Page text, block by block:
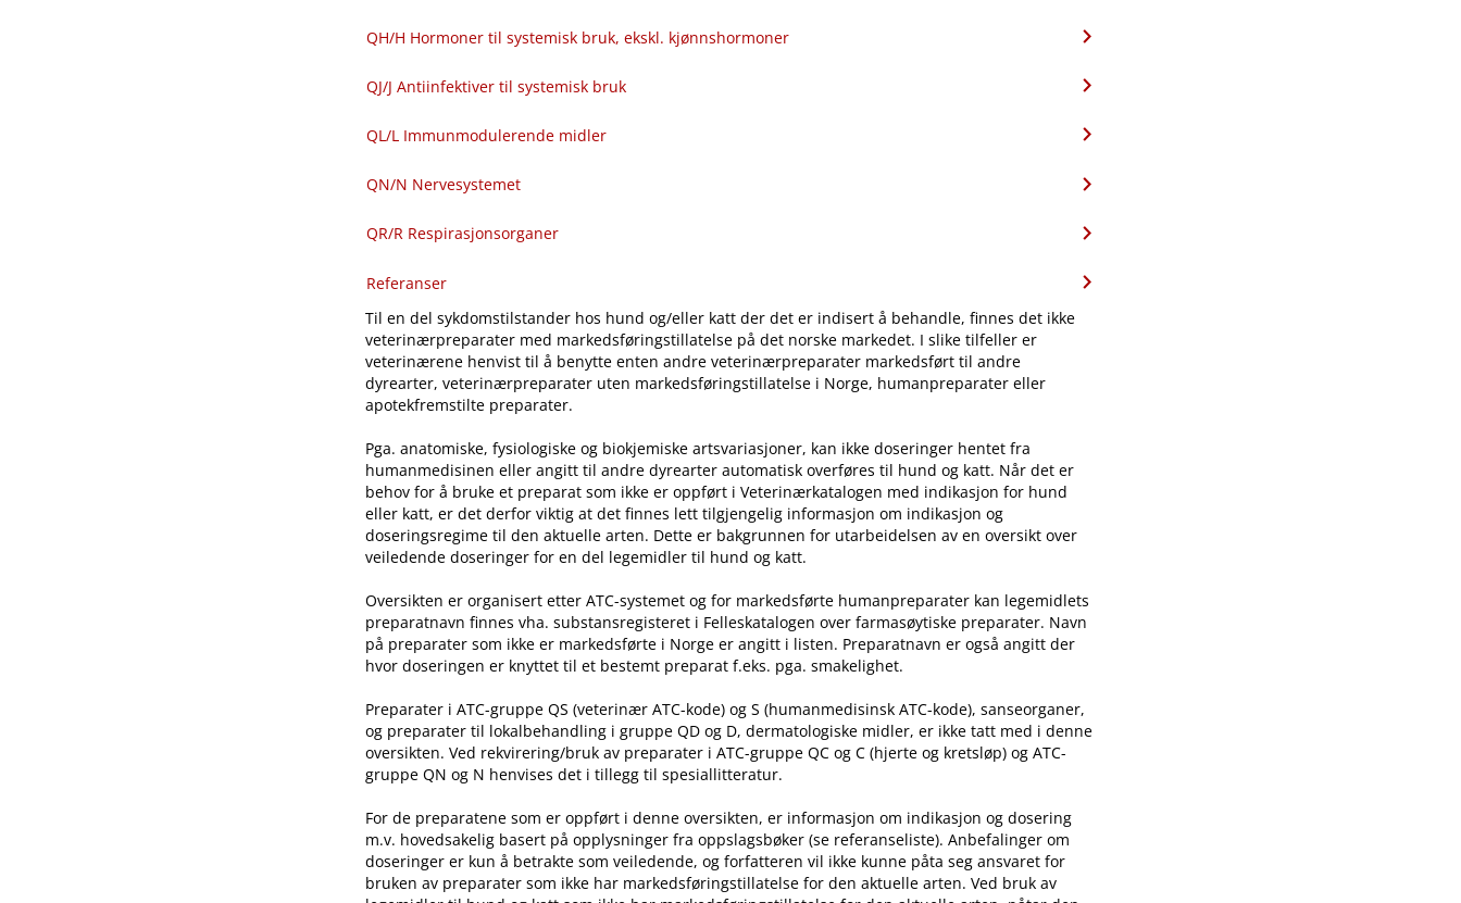
QH​/​H Hormoner til systemisk bruk, ekskl. kjønnshormoner
QJ​/​J Antiinfektiver til systemisk bruk
QL​/​L Immunmodulerende midler
QN​/​N Nervesystemet
QR​/​R Respirasjonsorganer
Referanser
Til en del sykdomstilstander hos hund og​/​eller katt der det er indisert å behandle, finnes det ikke
veterinærpreparater med markedsføringstillatelse på det norske markedet. I slike tilfeller er
veterinærene henvist til å benytte enten andre veterinærpreparater markedsført til andre
dyrearter, veterinærpreparater uten markedsføringstillatelse i Norge, humanpreparater eller
apotekfremstilte preparater.
Pga. anatomiske, fysiologiske og biokjemiske artsvariasjoner, kan ikke doseringer hentet fra
humanmedisinen eller angitt til andre dyrearter automatisk overføres til hund og katt. Når det er
behov for å bruke et preparat som ikke er oppført i Veterinærkatalogen med indikasjon for hund
eller katt, er det derfor viktig at det finnes lett tilgjengelig informasjon om indikasjon og
doseringsregime til den aktuelle arten. Dette er bakgrunnen for utarbeidelsen av en oversikt over
veiledende doseringer for en del legemidler til hund og katt.
Oversikten er organisert etter ATC-systemet og for markedsførte humanpreparater kan legemidlets
preparatnavn finnes vha. substansregisteret i Felleskatalogen over farmasøytiske preparater. Navn
på preparater som ikke er markedsførte i Norge er angitt i listen. Preparatnavn er også angitt der
hvor doseringen er knyttet til et bestemt preparat f.eks. pga. smakelighet.
Preparater i ATC-gruppe QS (veterinær ATC-kode) og S (humanmedisinsk ATC-kode), sanseorganer,
og preparater til lokalbehandling i gruppe QD og D, dermatologiske midler, er ikke tatt med i denne
oversikten. Ved rekvirering​/​bruk av preparater i ATC-gruppe QC og C (hjerte og kretsløp) og ATC-
gruppe QN og N henvises det i tillegg til spesiallitteratur.
For de preparatene som er oppført i denne oversikten, er informasjon om indikasjon og dosering
m.v. hovedsakelig basert på opplysninger fra oppslagsbøker (se referanseliste). Anbefalinger om
doseringer er kun å betrakte som veiledende, og forfatteren vil ikke kunne påta seg ansvaret for
bruken av preparater som ikke har markedsføringstillatelse for den aktuelle arten. Ved bruk av